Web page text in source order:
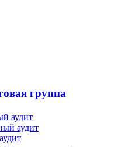
группа
аудит
аудит